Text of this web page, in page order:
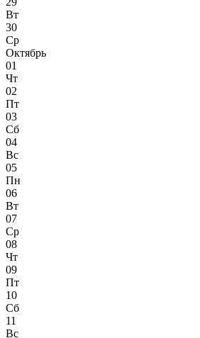
Вт
30
Ср
Октябрь
01
Чт
02
Пт
03
Сб
04
Вс
05
Пн
06
Вт
07
Ср
08
Чт
09
Пт
10
Сб
11
Вс